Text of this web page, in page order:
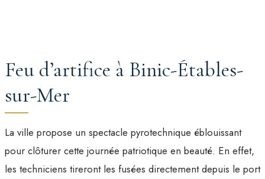
Feu d’artifice à Binic-Étables-
sur-Mer
La ville propose un spectacle pyrotechnique éblouissant
pour clôturer cette journée patriotique en beauté. En effet,
les techniciens tireront les fusées directement depuis le port